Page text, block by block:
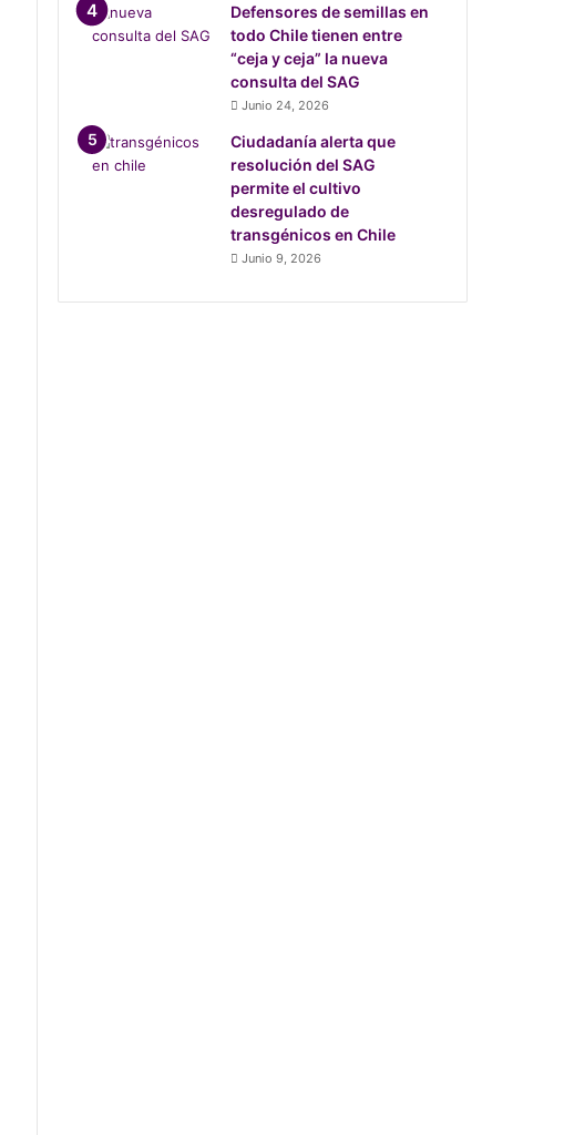
Defensores de semillas en
todo Chile tienen entre
“ceja y ceja” la nueva
consulta del SAG
Junio 24, 2026
Ciudadanía alerta que
resolución del SAG
permite el cultivo
desregulado de
transgénicos en Chile
Junio 9, 2026